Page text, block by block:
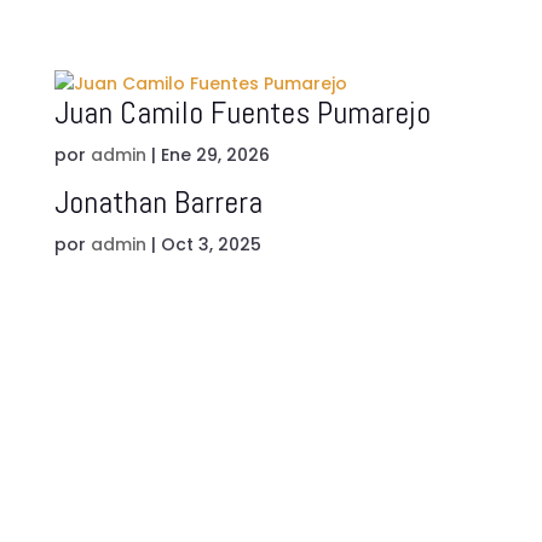
Juan Camilo Fuentes Pumarejo
por admin | Ene 29, 2026
Jonathan Barrera
por admin | Oct 3, 2025